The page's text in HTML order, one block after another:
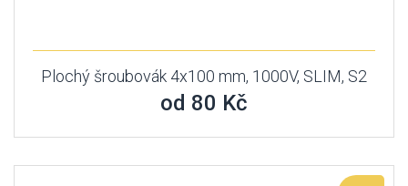
Plochý šroubovák 4x100 mm, 1000V, SLIM, S2
od 80 Kč